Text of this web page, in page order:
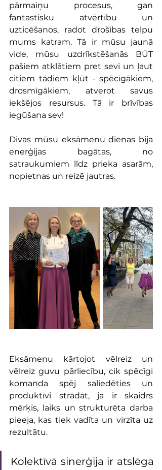
pārmaiņu procesus, gan
fantastisku atvērtību un
uzticēšanos, radot drošības telpu
mums katram. Tā ir mūsu jaunā
vide, mūsu uzdrīkstēšanās BŪT
pašiem atklātiem pret sevi un ļaut
citiem tādiem kļūt - spēcīgākiem,
drosmīgākiem, atverot savus
iekšējos resursus. Tā ir brīvības
iegūšana sev!
Divas mūsu eksāmenu dienas bija
enerģijas bagātas, no
satraukumiem līdz prieka asarām,
nopietnas un reizē jautras.
Eksāmenu kārtojot vēlreiz un
vēlreiz guvu pārliecību, cik spēcīgi
komanda spēj saliedēties un
produktīvi strādāt, ja ir skaidrs
mērķis, laiks un strukturēta darba
pieeja, kas tiek vadīta un virzīta uz
rezultātu.
Kolektīvā sinerģija ir atslēga